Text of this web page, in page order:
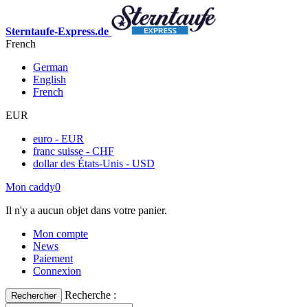
Sterntaufe-Express.de
French
German
English
French
EUR
euro - EUR
franc suisse - CHF
dollar des États-Unis - USD
Mon caddy0
Il n'y a aucun objet dans votre panier.
Mon compte
News
Paiement
Connexion
Rechercher Recherche :